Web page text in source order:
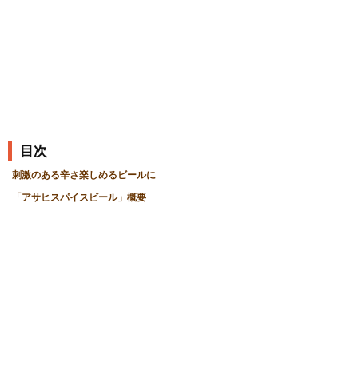
目次
刺激のある辛さ楽しめるビールに
「アサヒスパイスビール」概要